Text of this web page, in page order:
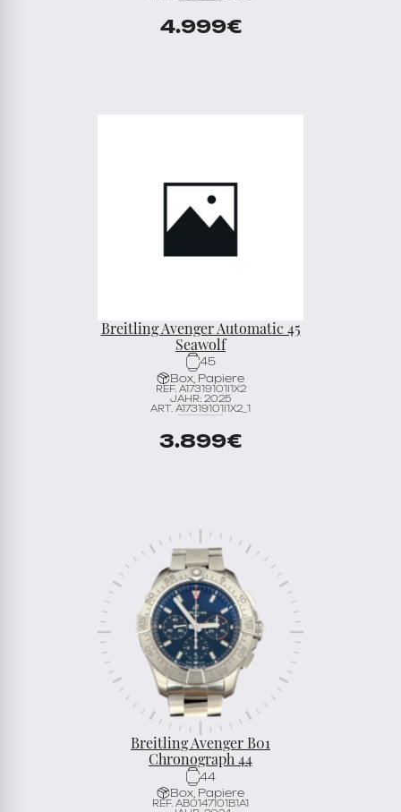
4.999€
Breitling Avenger Automatic 45
Seawolf
45
Box, Papiere
REF. A17319101I1X2
JAHR: 2025
ART. A17319101I1X2_1
3.899€
Breitling Avenger B01
Chronograph 44
44
Box, Papiere
REF. AB0147101B1A1